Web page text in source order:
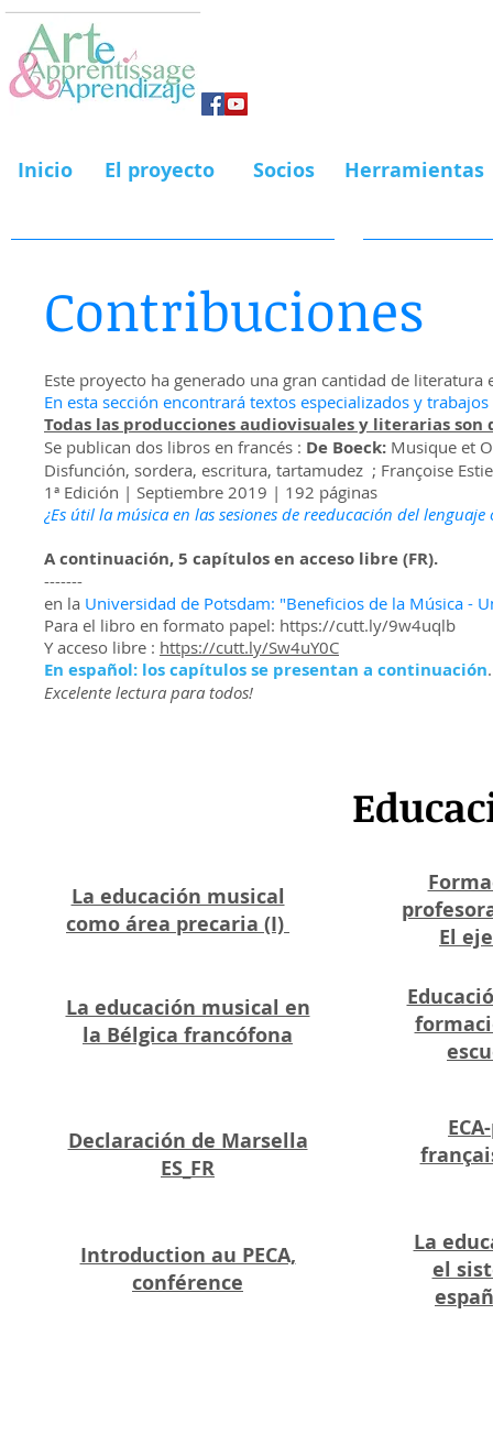
Inicio El proyecto Socios Herramientas
Contribuciones
Este proyecto ha generado una gran cantidad de literatura
En esta sección encontrará textos especializados y
Todas las producciones audiovisuales y literarias
Se publican dos libros en francés : De Boeck: Musique et
Disfunción, sordera, escritura, tartamudez ; Françoise
1ª Edición | Septiembre 2019 | 192 páginas
¿Es útil la música en las sesiones de reeducación del lenguaje
A continuación, 5 capítulos en acceso libre (FR).
-------
en la Universidad de Potsdam: "Beneficios de la Música -
Para el libro en formato papel: https://cutt.ly/9w4uqlb
Y acceso libre : https://cutt.ly/Sw4uY0C
En español: los capítulos se presentan a continuación.
Excelente lectura para todos!
La educación musical
como área precaria (I)
La educación musical en
la Bélgica francófona
El
Declaración de Marsella
ES_FR
Introduction au PECA,
conférence
La
el